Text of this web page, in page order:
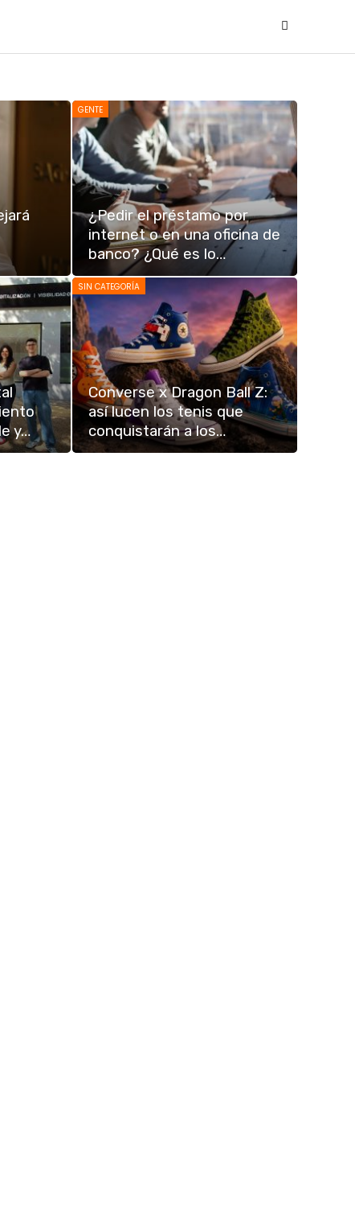
GENTE
¿Pedir el préstamo por
internet o en una oficina de
banco? ¿Qué es lo…
y…
SIN CATEGORÍA
Converse x Dragon Ball Z:
así lucen los tenis que
conquistarán a los…